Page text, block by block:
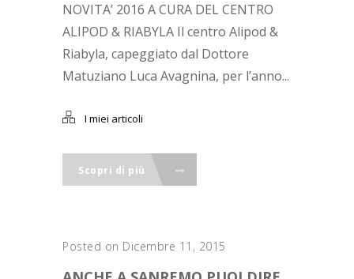
NOVITA’ 2016 A CURA DEL CENTRO
ALIPOD & RIABYLA Il centro Alipod &
Riabyla, capeggiato dal Dottore
Matuziano Luca Avagnina, per l’anno...
I miei articoli
Scopri di più
Posted on Dicembre 11, 2015